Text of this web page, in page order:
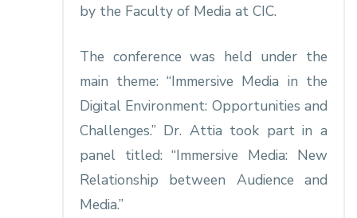
by the Faculty of Media at CIC.
The conference was held under the
main theme: “Immersive Media in the
Digital Environment: Opportunities and
Challenges.” Dr. Attia took part in a
panel titled: “Immersive Media: New
Relationship between Audience and
Media.”